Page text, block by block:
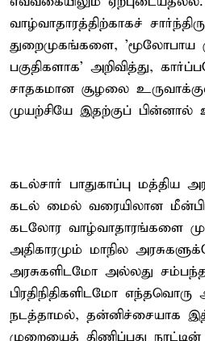
வாழ்வாதாரத்திற்காகச்
துறைமுகங்களை, 'மூலோபாய
பகுதிகளாக' அறிவித்து,
சாதகமான சூழலை
முயற்சியே இதற்குப் பின்னால்
கடல்சார் பாதுகாப்பு மத்திய
கடல் மைல் வரையிலான
கடலோர வாழ்வாதாரங்களை
அதிகாரமும் மாநில
அரசுகளிடமோ அல்லது
பிரதிநிதிகளிடமோ
நடத்தாமல், தன்னிச்சையாக
முறையைத் திணிப்பது நாட்டின்